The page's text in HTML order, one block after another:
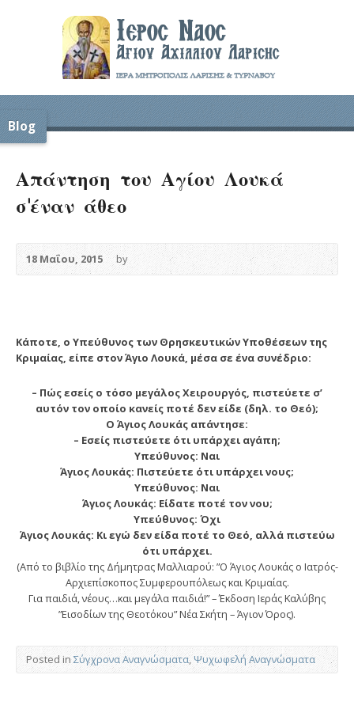
Blog
Απάντηση του Αγίου Λουκά
σ’έναν άθεο
18 Μαΐου, 2015 by
Κάποτε, ο Υπεύθυνος των Θρησκευτικών Υποθέσεων της
Κριμαίας, είπε στον Άγιο Λουκά, μέσα σε ένα συνέδριο:
– Πώς εσείς ο τόσο μεγάλος Χειρουργός, πιστεύετε σ’
αυτόν τον οποίο κανείς ποτέ δεν είδε (δηλ. το Θεό);
Ο Άγιος Λουκάς απάντησε:
– Εσείς πιστεύετε ότι υπάρχει αγάπη;
Υπεύθυνος: Ναι
Άγιος Λουκάς: Πιστεύετε ότι υπάρχει νους;
Υπεύθυνος: Ναι
Άγιος Λουκάς: Είδατε ποτέ τον νου;
Υπεύθυνος: Όχι
Άγιος Λουκάς: Κι εγώ δεν είδα ποτέ το Θεό, αλλά πιστεύω
ότι υπάρχει.
(Από το βιβλίο της Δήμητρας Μαλλιαρού: ”Ο Άγιος Λουκάς ο Ιατρός-
Αρχιεπίσκοπος Συμφερουπόλεως και Κριμαίας.
Για παιδιά, νέους…και μεγάλα παιδιά!” – Έκδοση Ιεράς Καλύβης
”Εισοδίων της Θεοτόκου” Νέα Σκήτη – Άγιον Όρος).
Posted in Σύγχρονα Αναγνώσματα,Ψυχωφελή Αναγνώσματα